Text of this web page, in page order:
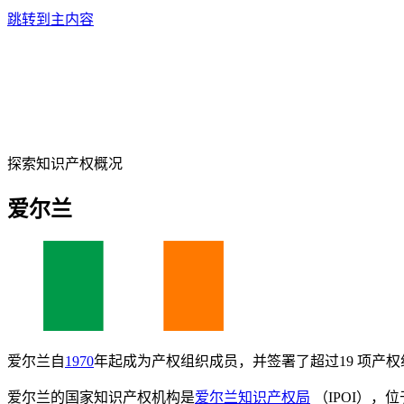
跳转到主内容
探索知识产权概况
爱尔兰
爱尔兰自1970年起成为产权组织成员，并签署了超过19 项产权
爱尔兰的国家知识产权机构是爱尔兰知识产权局 （IPOI），位